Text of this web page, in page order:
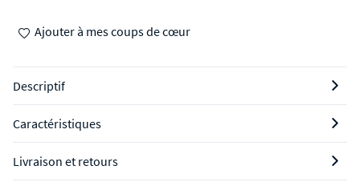
Ajouter à mes coups de cœur
Descriptif
Caractéristiques
Livraison et retours